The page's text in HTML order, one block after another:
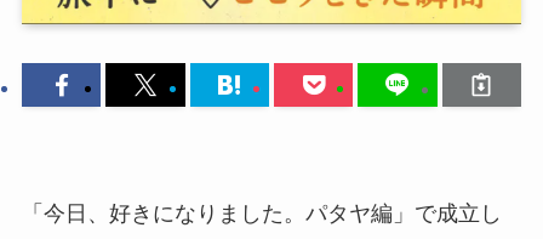
「今日、好きになりました。パタヤ編」で成立し